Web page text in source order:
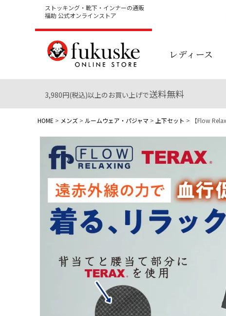
ストッキング・靴下・インナーの通販
福助 公式オンラインストア
レディース
3,980円(税込)以上のお買い上げで送料無料
HOME メンズ ルームウェア・パジャマ 上下セット 【Flow